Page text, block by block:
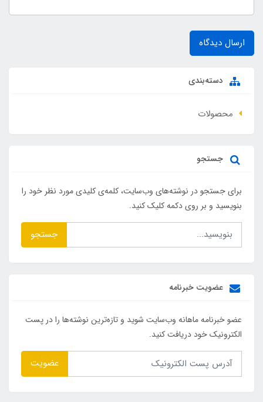
ارسال دیدگاه
دسته‌بندی
محصولات
جستجو
برای جستجو در نوشته‌های وب‌سایت، کلمه‌ی کلیدی مورد نظر خود را
بنویسید و بر روی دکمه کلیک کنید.
جستجو
عضویت خبرنامه
عضو خبرنامه ماهانه وب‌سایت شوید و تازه‌ترین نوشته‌ها را در پست
الکترونیک خود دریافت کنید.
عضویت